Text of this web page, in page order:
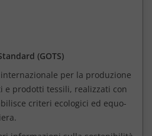
(GOTS)
per la produzione
e prodotti tessili, realizzati con
criteri ecologici ed equo-